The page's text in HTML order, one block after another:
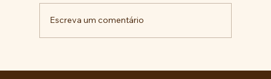
Escreva um comentário